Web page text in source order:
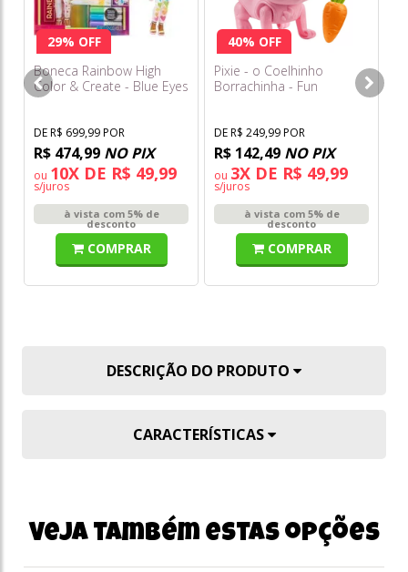
29% OFF
Boneca Rainbow High
Color & Create - Blue Eyes
(olhos Azuis)
DE R$ 699,99 POR
R$ 474,99 NO PIX
ou 10X DE R$ 49,99
s/juros
à vista com 5% de
desconto
COMPRAR
40% OFF
Pixie - o Coelhinho
Borrachinha - Fun
DE R$ 249,99 POR
R$ 142,49 NO PIX
ou 3X DE R$ 49,99
s/juros
à vista com 5% de
desconto
COMPRAR
DESCRIÇÃO DO PRODUTO
CARACTERÍSTICAS
Veja também estas opções